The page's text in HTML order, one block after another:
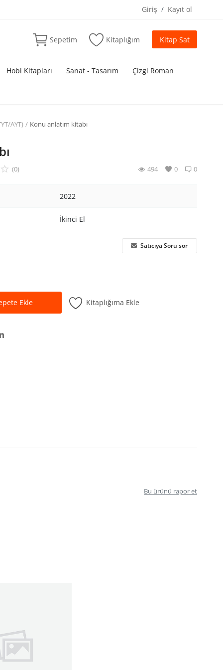
Giriş / Kayıt ol
Sepetim Kitaplığım Kitap Sat
Hobi Kitapları Sanat - Tasarım Çizgi Roman
AYT) Konu anlatım kitabı
0
(0) 0
494
2022
İkinci El
Satıcıya Soru sor
Ekle Kitaplığıma Ekle
Bu ürünü rapor et